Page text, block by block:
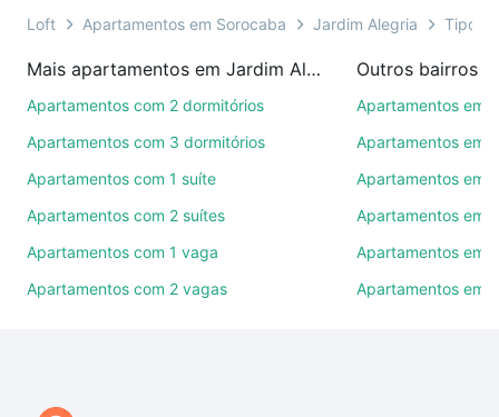
você ainda conta com mais de 46 mil corretores e
de imóveis.
Como escolher um imóvel?
ruas, bairros e até condomínios favoritos. Você
também pode usar os filtros como quantidade de
quartos, suítes, com ou sem vaga de garagem para
comodidades, como piscina, academia, salão de
Loft Apartamentos em Sorocaba Jardim Alegria Tipo
Mais apartamentos em Jardim Alegria
Apartamentos com 2 dormitórios
Apartamentos com 3 dormitórios
Apartamentos com 1 suíte
Apartamentos com 2 suítes
Apartamentos com 1 vaga
Apartamentos com 2 vagas
Outros bairros
Apartamentos em
Apartamentos em
Apartamentos em
Apartamentos em
Apartamentos em
Apartamentos em